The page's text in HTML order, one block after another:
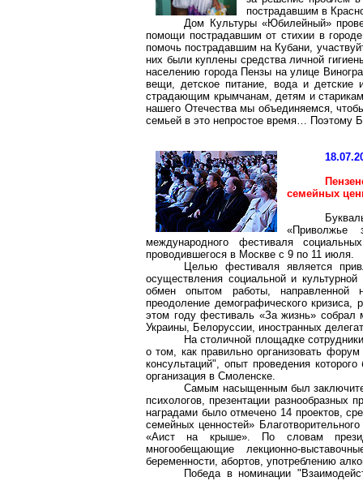
пострадавшим в
Дом Культуры «Юбилейный»
помощи пострадавшим от стихии в
помочь пострадавшим на Кубани,
них были куплены средства личной
населению города Пензы на улице
вещи, детское питание, вода и
страдающим крымчанам, детям и
нашего Отечества мы объединяемся,
семьей в это непростое время… Поэтому
семейных
«Приволжье
международного фестиваля
проводившегося в Москве с 9 по 11 июля.
Целью фестиваля является
осуществления социальной и
обмен опытом работы, направленной
преодоление демографического кризиса,
этом году фестиваль «За жизнь» собрал
Украины, Белоруссии, иностранных
На столичной площадке
о том, как правильно организовать
консультаций", опыт проведения
организация в Смоленске.
Самым насыщенным был
психологов, презентации разнообразных
наградами было отмечено 14 проектов,
семейных ценностей»
«Аист на крыше». По словам
многообещающие лекционно-
беременности, абортов, употреблению
Победа в номинации